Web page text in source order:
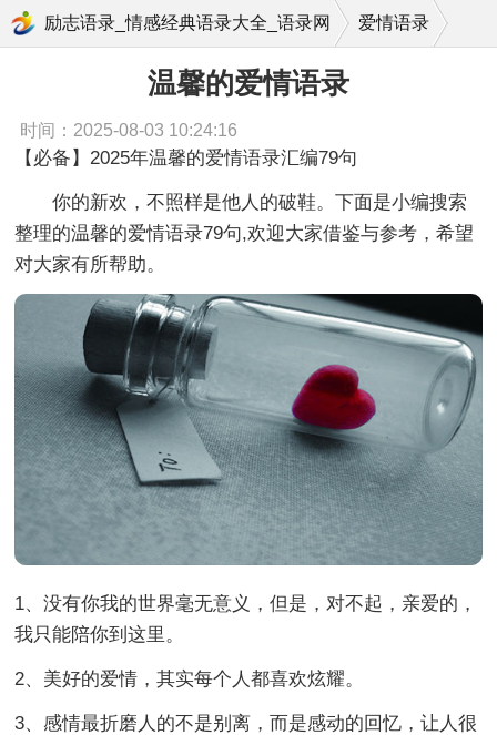
励志语录_情感经典语录大全_语录网 爱情语录
温馨的爱情语录
时间：2025-08-03 10:24:16
【必备】2025年温馨的爱情语录汇编79句
你的新欢，不照样是他人的破鞋。下面是小编搜索
整理的温馨的爱情语录79句,欢迎大家借鉴与参考，希望
对大家有所帮助。
1、没有你我的世界毫无意义，但是，对不起，亲爱的，
我只能陪你到这里。
2、美好的爱情，其实每个人都喜欢炫耀。
3、感情最折磨人的不是别离，而是感动的回忆，让人很